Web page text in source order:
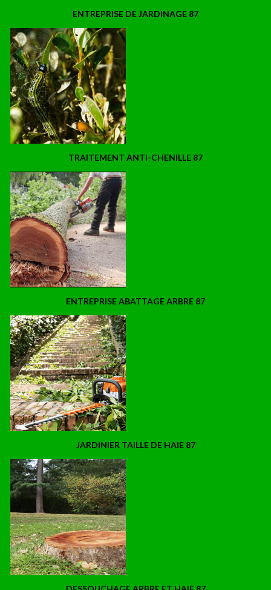
ENTREPRISE DE JARDINAGE 87
TRAITEMENT ANTI-CHENILLE 87
ENTREPRISE ABATTAGE ARBRE 87
JARDINIER TAILLE DE HAIE 87